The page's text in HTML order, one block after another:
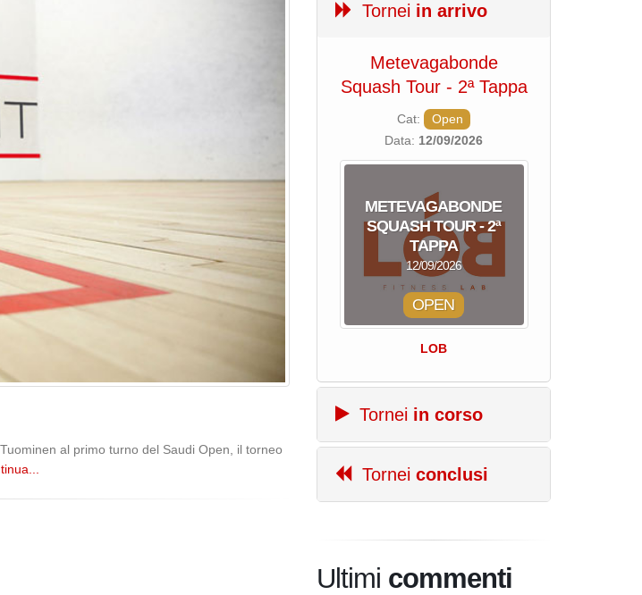
al primo turno del Saudi Open, il torneo
Tornei in arrivo
Metevagabonde
Squash Tour - 2ª Tappa
Cat: Open
Data: 12/09/2026
METEVAGABONDE
SQUASH TOUR - 2ª
TAPPA
12/09/2026
OPEN
LOB
Tornei in corso
Tornei conclusi
Ultimi commenti